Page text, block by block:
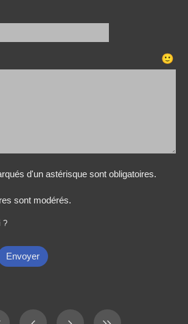
🙂
d'un astérisque sont obligatoires.
sont modérés.
?